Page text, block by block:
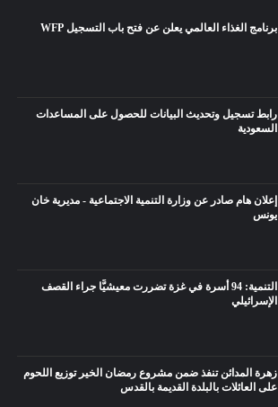
برنامج الغذاء العالمي يعلن عن فتح باب التسجيل WFP
رابط تسجيل وتحديث البيانات للحصول على المساعدات
السعودية
إعلان هام صادر عن وزارة التنمية الاجتماعية - مديرية خان
يونس
التنمية: 94 أسرة في غزة تضررت معيشيًّا جراء القصف
الإسرائيلي
زهرة المدائن تنفذ ضمن مشروع رمضان الخير توزيع اللحوم
على العائلات بالبلدة القديمة بالقدس